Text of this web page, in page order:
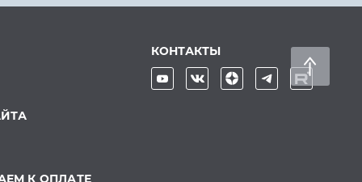
К ОПЛАТЕ
КОНТАКТЫ